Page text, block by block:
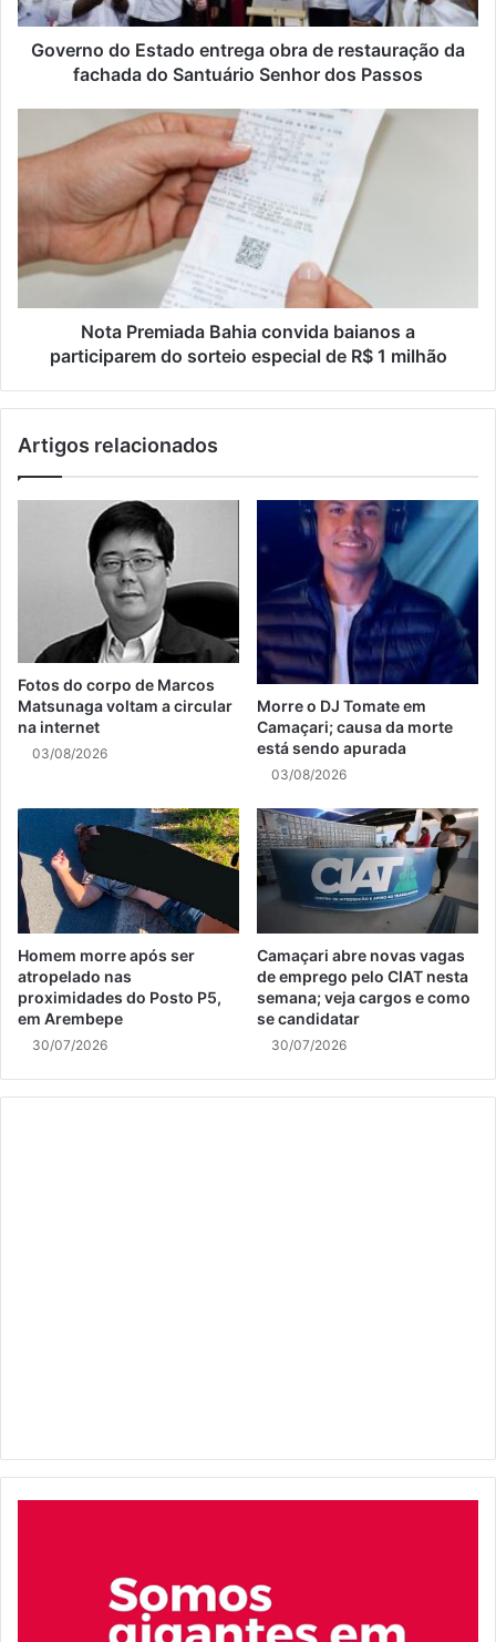
Governo do Estado entrega obra de restauração da
fachada do Santuário Senhor dos Passos
Nota Premiada Bahia convida baianos a
participarem do sorteio especial de R$ 1 milhão
Artigos relacionados
Fotos do corpo de Marcos
Matsunaga voltam a circular
na internet
03/08/2026
Morre o DJ Tomate em
Camaçari; causa da morte
está sendo apurada
03/08/2026
Homem morre após ser
atropelado nas
proximidades do Posto P5,
em Arembepe
30/07/2026
Camaçari abre novas vagas
de emprego pelo CIAT nesta
semana; veja cargos e como
se candidatar
30/07/2026